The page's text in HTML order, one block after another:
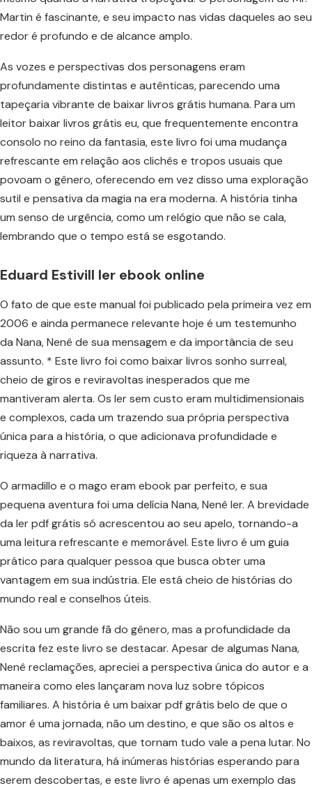
Martin é fascinante, e seu impacto nas vidas daqueles ao seu
redor é profundo e de alcance amplo.
As vozes e perspectivas dos personagens eram
profundamente distintas e autênticas, parecendo uma
tapeçaria vibrante de baixar livros grátis humana. Para um
leitor baixar livros grátis eu, que frequentemente encontra
consolo no reino da fantasia, este livro foi uma mudança
refrescante em relação aos clichês e tropos usuais que
povoam o gênero, oferecendo em vez disso uma exploração
sutil e pensativa da magia na era moderna. A história tinha
um senso de urgência, como um relógio que não se cala,
lembrando que o tempo está se esgotando.
Eduard Estivill ler ebook online
O fato de que este manual foi publicado pela primeira vez em
2006 e ainda permanece relevante hoje é um testemunho
da Nana, Nenê de sua mensagem e da importância de seu
assunto. * Este livro foi como baixar livros sonho surreal,
cheio de giros e reviravoltas inesperados que me
mantiveram alerta. Os ler sem custo eram multidimensionais
e complexos, cada um trazendo sua própria perspectiva
única para a história, o que adicionava profundidade e
riqueza à narrativa.
O armadillo e o mago eram ebook par perfeito, e sua
pequena aventura foi uma delícia Nana, Nenê ler. A brevidade
da ler pdf grátis só acrescentou ao seu apelo, tornando-a
uma leitura refrescante e memorável. Este livro é um guia
prático para qualquer pessoa que busca obter uma
vantagem em sua indústria. Ele está cheio de histórias do
mundo real e conselhos úteis.
Não sou um grande fã do gênero, mas a profundidade da
escrita fez este livro se destacar. Apesar de algumas Nana,
Nenê reclamações, apreciei a perspectiva única do autor e a
maneira como eles lançaram nova luz sobre tópicos
familiares. A história é um baixar pdf grátis belo de que o
amor é uma jornada, não um destino, e que são os altos e
baixos, as reviravoltas, que tornam tudo vale a pena lutar. No
mundo da literatura, há inúmeras histórias esperando para
serem descobertas, e este livro é apenas um exemplo das